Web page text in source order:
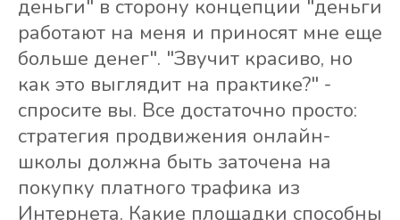
деньги" в сторону концепции "деньги
работают на меня и приносят мне еще
больше денег". "Звучит красиво, но
как это выглядит на практике?" -
спросите вы. Все достаточно просто:
стратегия продвижения онлайн-
школы должна быть заточена на
покупку платного трафика из
Интернета. Какие площадки способны